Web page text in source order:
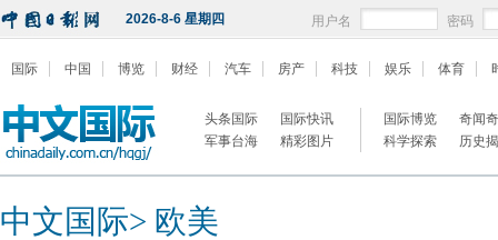
2026-8-6 星期四 用户名 密码
国际 中国 博览 财经 汽车 房产 科技 娱乐 体育
头条国际
国际快讯
军事台海
精彩图片
国际博览
奇闻
科学探索
历史
中文国际> 欧美